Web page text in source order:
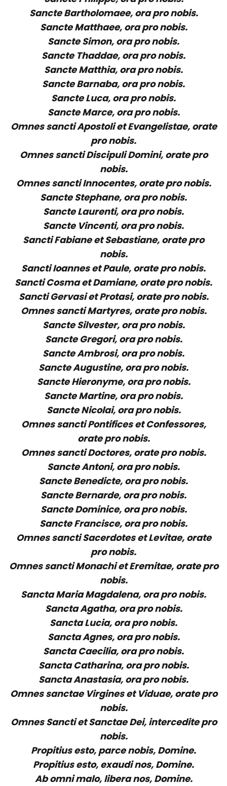
Sancte Bartholomaee, ora pro nobis.
Sancte Matthaee, ora pro nobis.
Sancte Simon, ora pro nobis.
Sancte Thaddae, ora pro nobis.
Sancte Matthia, ora pro nobis.
Sancte Barnaba, ora pro nobis.
Sancte Luca, ora pro nobis.
Sancte Marce, ora pro nobis.
Omnes sancti Apostoli et Evangelistae, orate
pro nobis.
Omnes sancti Discipuli Domini, orate pro
nobis.
Omnes sancti Innocentes, orate pro nobis.
Sancte Stephane, ora pro nobis.
Sancte Laurenti, ora pro nobis.
Sancte Vincenti, ora pro nobis.
Sancti Fabiane et Sebastiane, orate pro
nobis.
Sancti Ioannes et Paule, orate pro nobis.
Sancti Cosma et Damiane, orate pro nobis.
Sancti Gervasi et Protasi, orate pro nobis.
Omnes sancti Martyres, orate pro nobis.
Sancte Silvester, ora pro nobis.
Sancte Gregori, ora pro nobis.
Sancte Ambrosi, ora pro nobis.
Sancte Augustine, ora pro nobis.
Sancte Hieronyme, ora pro nobis.
Sancte Martine, ora pro nobis.
Sancte Nicolai, ora pro nobis.
Omnes sancti Pontifices et Confessores,
orate pro nobis.
Omnes sancti Doctores, orate pro nobis.
Sancte Antoni, ora pro nobis.
Sancte Benedicte, ora pro nobis.
Sancte Bernarde, ora pro nobis.
Sancte Dominice, ora pro nobis.
Sancte Francisce, ora pro nobis.
Omnes sancti Sacerdotes et Levitae, orate
pro nobis.
Omnes sancti Monachi et Eremitae, orate pro
nobis.
Sancta Maria Magdalena, ora pro nobis.
Sancta Agatha, ora pro nobis.
Sancta Lucia, ora pro nobis.
Sancta Agnes, ora pro nobis.
Sancta Caecilia, ora pro nobis.
Sancta Catharina, ora pro nobis.
Sancta Anastasia, ora pro nobis.
Omnes sanctae Virgines et Viduae, orate pro
nobis.
Omnes Sancti et Sanctae Dei, intercedite pro
nobis.
Propitius esto, parce nobis, Domine.
Propitius esto, exaudi nos, Domine.
Ab omni malo, libera nos, Domine.